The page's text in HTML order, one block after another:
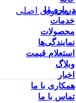
محتوای اصلی
درباره ما
خدمات
محصولات
نمایندگی‌ها
استعلام قیمت
وبلاگ
اخبار
همکاری با ما
تماس با ما